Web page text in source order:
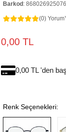
Barkod :
(0) Yorum
0,00 TL
0,00 TL 'den
Renk Seçenekleri: